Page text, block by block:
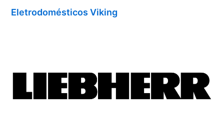
Eletrodomésticos Viking